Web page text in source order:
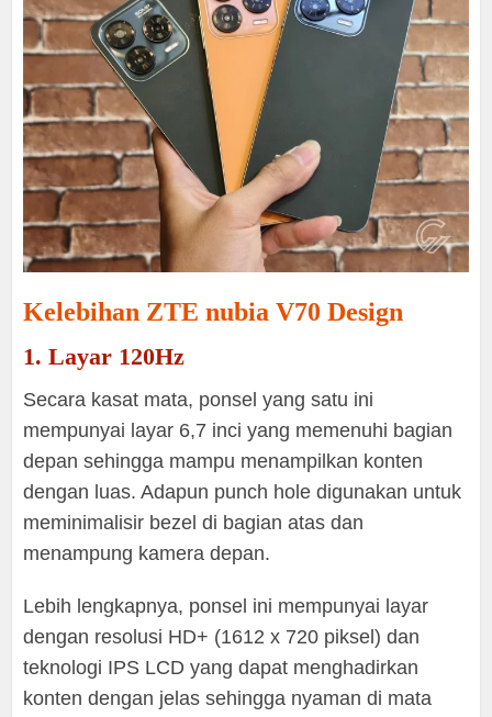
Kelebihan ZTE nubia V70 Design
1. Layar 120Hz
Secara kasat mata, ponsel yang satu ini
mempunyai layar 6,7 inci yang memenuhi bagian
depan sehingga mampu menampilkan konten
dengan luas. Adapun punch hole digunakan untuk
meminimalisir bezel di bagian atas dan
menampung kamera depan.
Lebih lengkapnya, ponsel ini mempunyai layar
dengan resolusi HD+ (1612 x 720 piksel) dan
teknologi IPS LCD yang dapat menghadirkan
konten dengan jelas sehingga nyaman di mata